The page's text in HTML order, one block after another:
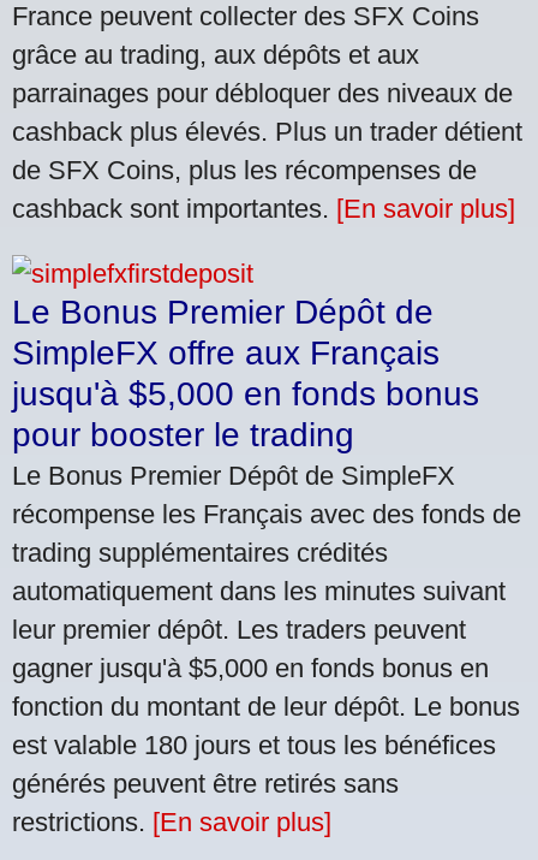
France peuvent collecter des SFX Coins
grâce au trading, aux dépôts et aux
parrainages pour débloquer des niveaux de
cashback plus élevés. Plus un trader détient
de SFX Coins, plus les récompenses de
cashback sont importantes. [En savoir plus]
Le Bonus Premier Dépôt de
SimpleFX offre aux Français
jusqu'à $5,000 en fonds bonus
pour booster le trading
Le Bonus Premier Dépôt de SimpleFX
récompense les Français avec des fonds de
trading supplémentaires crédités
automatiquement dans les minutes suivant
leur premier dépôt. Les traders peuvent
gagner jusqu'à $5,000 en fonds bonus en
fonction du montant de leur dépôt. Le bonus
est valable 180 jours et tous les bénéfices
générés peuvent être retirés sans
restrictions. [En savoir plus]